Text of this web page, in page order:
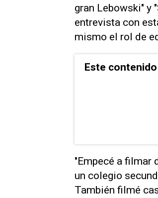
gran Lebowski" y
entrevista con
mismo el rol de
Este
"Empecé a filmar
un colegio
También filmé